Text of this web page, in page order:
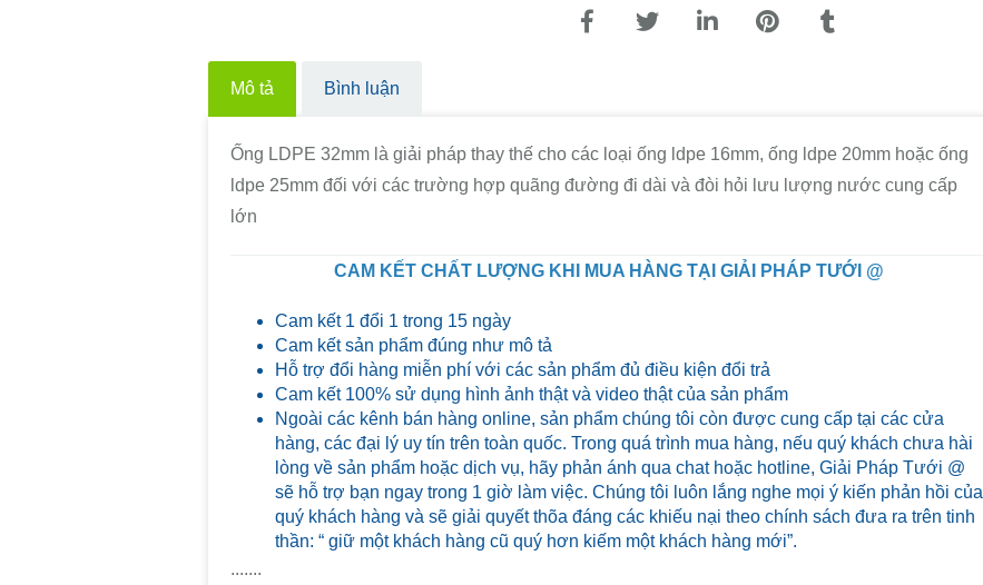
Mô tả Bình luận
Ống LDPE 32mm là giải pháp thay thế cho các loại ống ldpe 16mm, ống ldpe 20mm hoặc ống
ldpe 25mm đối với các trường hợp quãng đường đi dài và đòi hỏi lưu lượng nước cung cấp
lớn
CAM KẾT CHẤT LƯỢNG KHI MUA HÀNG TẠI GIẢI PHÁP TƯỚI @
Cam kết 1 đổi 1 trong 15 ngày
Cam kết sản phẩm đúng như mô tả
Hỗ trợ đổi hàng miễn phí với các sản phẩm đủ điều kiện đổi trả
Cam kết 100% sử dụng hình ảnh thật và video thật của sản phẩm
Ngoài các kênh bán hàng online, sản phẩm chúng tôi còn được cung cấp tại các cửa
hàng, các đại lý uy tín trên toàn quốc. Trong quá trình mua hàng, nếu quý khách chưa hài
lòng về sản phẩm hoặc dịch vụ, hãy phản ánh qua chat hoặc hotline, Giải Pháp Tưới @
sẽ hỗ trợ bạn ngay trong 1 giờ làm việc. Chúng tôi luôn lắng nghe mọi ý kiến phản hồi của
quý khách hàng và sẽ giải quyết thõa đáng các khiếu nại theo chính sách đưa ra trên tinh
thần: “ giữ một khách hàng cũ quý hơn kiếm một khách hàng mới”.
.......